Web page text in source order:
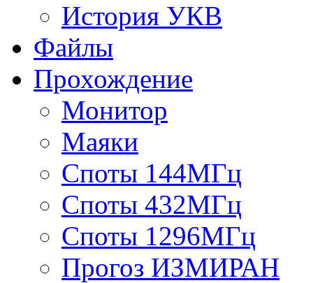
История УКВ
Файлы
Прохождение
Монитор
Маяки
Споты 144МГц
Споты 432МГц
Споты 1296МГц
Прогоз ИЗМИРАН